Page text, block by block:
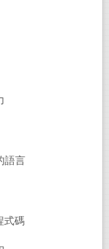
語言
式碼